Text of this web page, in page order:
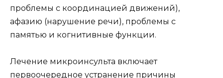
проблемы с координацией движений),
афазию (нарушение речи), проблемы с
памятью и когнитивные функции.
Лечение микроинсульта включает
первоочередное устранение причины